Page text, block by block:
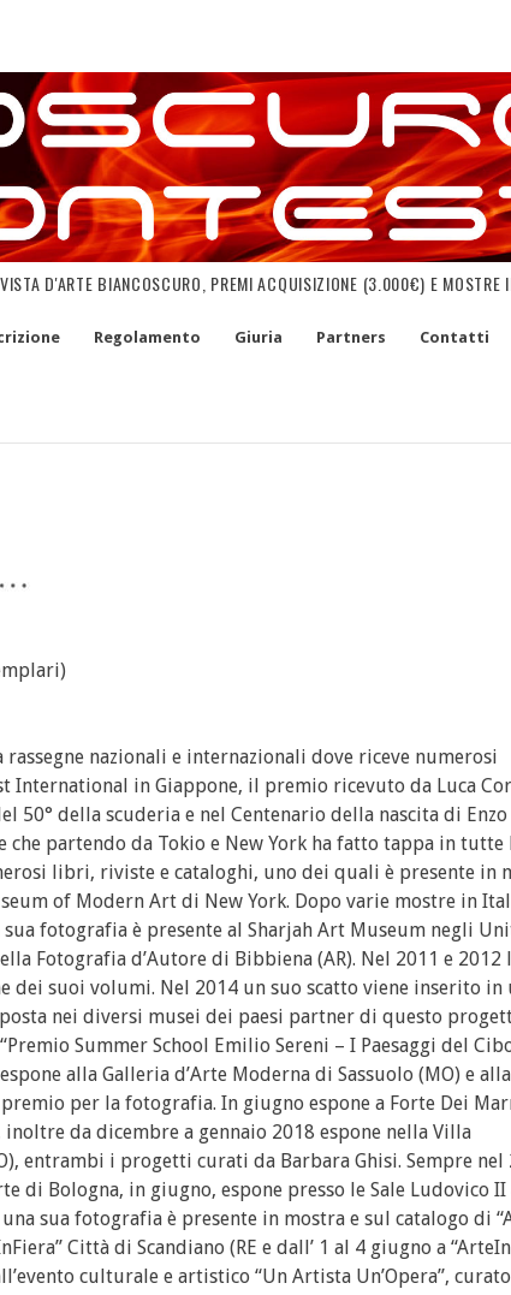
D'ARTE BIANCOSCURO, PREMI ACQUISIZIONE (3.000€) E MOSTRE
Regolamento Giuria Partners Contatti
rassegne nazionali e internazionali dove riceve numerosi
International in Giappone, il premio ricevuto da Luca
della scuderia e nel Centenario della nascita di Enzo
partendo da Tokio e New York ha fatto tappa in tutte
libri, riviste e cataloghi, uno dei quali è presente in
of Modern Art di New York. Dopo varie mostre in
fotografia è presente al Sharjah Art Museum negli
Fotografia d’Autore di Bibbiena (AR). Nel 2011 e 2012
suoi volumi. Nel 2014 un suo scatto viene inserito in
nei diversi musei dei paesi partner di questo
Summer School Emilio Sereni – I Paesaggi del
alla Galleria d’Arte Moderna di Sassuolo (MO) e alla
per la fotografia. In giugno espone a Forte Dei
inoltre da dicembre a gennaio 2018 espone nella Villa
entrambi i progetti curati da Barbara Ghisi. Sempre nel
di Bologna, in giugno, espone presso le Sale Ludovico II
sua fotografia è presente in mostra e sul catalogo di
Città di Scandiano (RE e dall’ 1 al 4 giugno a
culturale e artistico “Un Artista Un’Opera”,